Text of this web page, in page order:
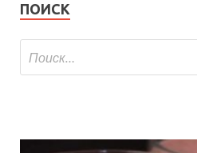
ПОИСК